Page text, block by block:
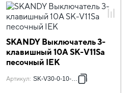
SKANDY Выключатель 3-
клавишный 10А SK-V11Sa
песочный IEK
Артикул: SK-V30-0-10-K98